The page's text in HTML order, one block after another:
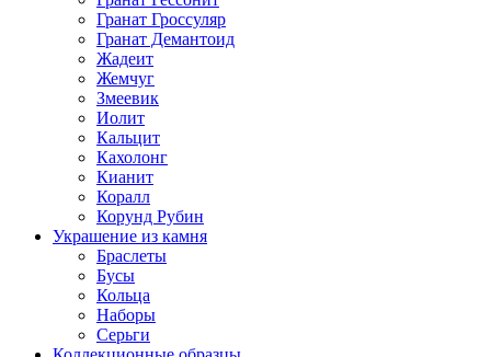
Гранат Гроссуляр
Гранат Демантоид
Жадеит
Жемчуг
Змеевик
Иолит
Кальцит
Кахолонг
Кианит
Коралл
Корунд Рубин
Украшение из камня
Браслеты
Бусы
Кольца
Наборы
Серьги